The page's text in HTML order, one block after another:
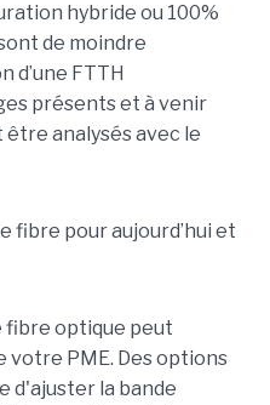
hybride ou 100%
de moindre
d’une FTTH
présents et à venir
analysés avec le
fibre pour aujourd’hui et
fibre optique peut
votre PME. Des options
d'ajuster la bande